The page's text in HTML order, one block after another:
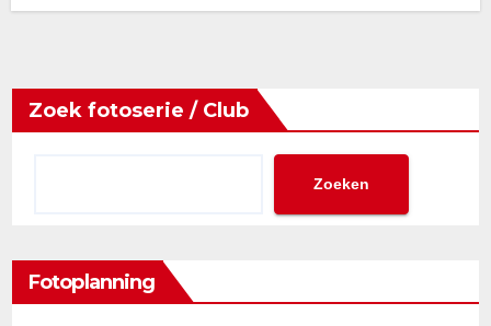
Zoek fotoserie / Club
Zoeken
Fotoplanning